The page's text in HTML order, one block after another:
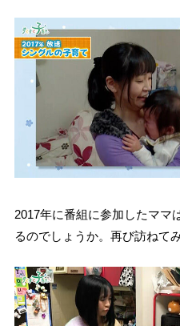
2017年に番組に参加したママ
るのでしょうか。再び訪ねて